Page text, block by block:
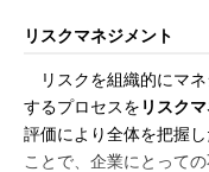
リスクマネジメント
リスクを組織的にマネ
するプロセスを リスク
評価により全体を把握
ことで、企業にとって